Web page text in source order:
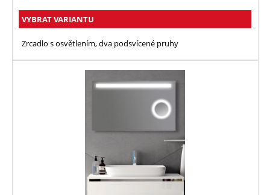
VYBRAT VARIANTU
Zrcadlo s osvětlením, dva podsvícené pruhy